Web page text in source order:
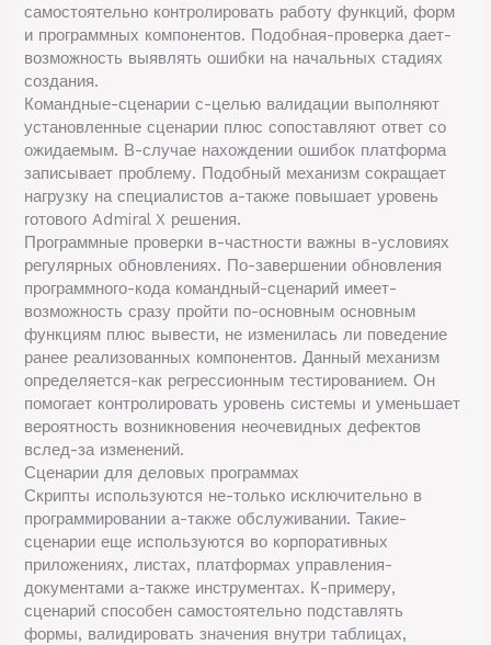
самостоятельно контролировать работу функций, форм
и программных компонентов. Подобная-проверка дает-
возможность выявлять ошибки на начальных стадиях
создания.
Командные-сценарии с-целью валидации выполняют
установленные сценарии плюс сопоставляют ответ со
ожидаемым. В-случае нахождении ошибок платформа
записывает проблему. Подобный механизм сокращает
нагрузку на специалистов а-также повышает уровень
готового Admiral X решения.
Программные проверки в-частности важны в-условиях
регулярных обновлениях. По-завершении обновления
программного-кода командный-сценарий имеет-
возможность сразу пройти по-основным основным
функциям плюс вывести, не изменилась ли поведение
ранее реализованных компонентов. Данный механизм
определяется-как регрессионным тестированием. Он
помогает контролировать уровень системы и уменьшает
вероятность возникновения неочевидных дефектов
вслед-за изменений.
Сценарии для деловых программах
Скрипты используются не-только исключительно в
программировании а-также обслуживании. Такие-
сценарии еще используются во корпоративных
приложениях, листах, платформах управления-
документами а-также инструментах. К-примеру,
сценарий способен самостоятельно подставлять
формы, валидировать значения внутри таблицах,